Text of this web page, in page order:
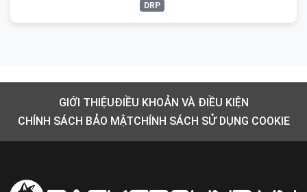
DRP
GIỚI THIỆUĐIỀU KHOẢN VÀ ĐIỀU KIỆN
CHÍNH SÁCH BẢO MẬTCHÍNH SÁCH SỬ DỤNG COOKIE